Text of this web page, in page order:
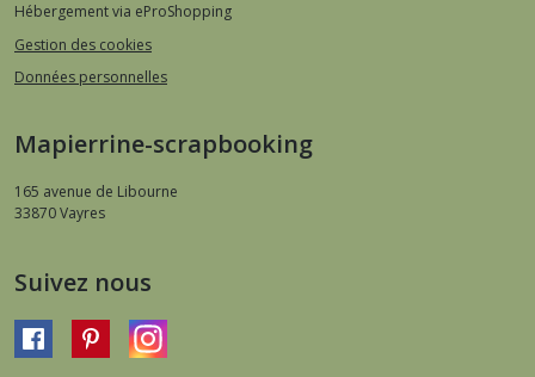
Hébergement via eProShopping
Gestion des cookies
Données personnelles
Mapierrine-scrapbooking
165 avenue de Libourne
33870Vayres
Suivez nous